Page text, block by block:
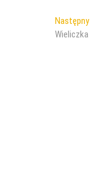
Następny
Wieliczka